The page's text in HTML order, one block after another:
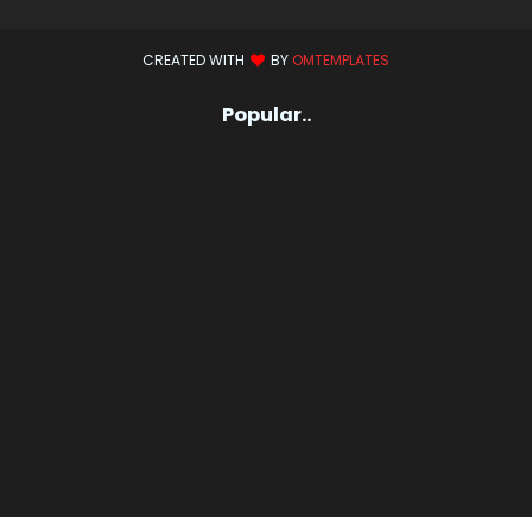
CREATED WITH BY OMTEMPLATES
Popular..